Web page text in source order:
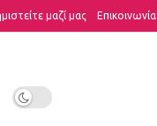
μαζί μας Επικοινωνία